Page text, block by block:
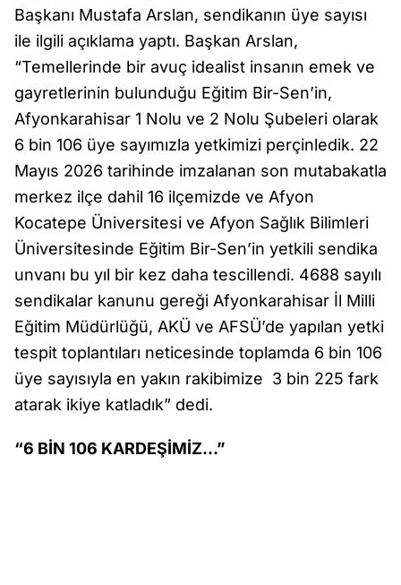
Başkanı Mustafa Arslan, sendikanın üye sayısı
ile ilgili açıklama yaptı. Başkan Arslan,
“Temellerinde bir avuç idealist insanın emek ve
gayretlerinin bulunduğu Eğitim Bir-Sen’in,
Afyonkarahisar 1 Nolu ve 2 Nolu Şubeleri olarak
6 bin 106 üye sayımızla yetkimizi perçinledik. 22
Mayıs 2026 tarihinde imzalanan son mutabakatla
merkez ilçe dahil 16 ilçemizde ve Afyon
Kocatepe Üniversitesi ve Afyon Sağlık Bilimleri
Üniversitesinde Eğitim Bir-Sen’in yetkili sendika
unvanı bu yıl bir kez daha tescillendi. 4688 sayılı
sendikalar kanunu gereği Afyonkarahisar İl Milli
Eğitim Müdürlüğü, AKÜ ve AFSÜ’de yapılan yetki
tespit toplantıları neticesinde toplamda 6 bin 106
üye sayısıyla en yakın rakibimize 3 bin 225 fark
atarak ikiye katladık” dedi.
“6 BİN 106 KARDEŞİMİZ…”